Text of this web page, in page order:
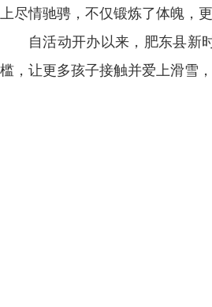
上尽情驰骋，不仅锻炼了体魄，
自活动开办以来，肥东县新
槛，让更多孩子接触并爱上滑雪